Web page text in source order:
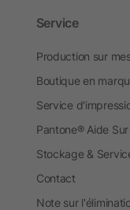
Service
Production sur
Boutique en
Service
Pantone® Aide
Stockage &
Contact
Note sur